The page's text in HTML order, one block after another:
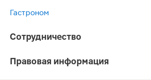
Гастроном
Сотрудничество
Правовая информация